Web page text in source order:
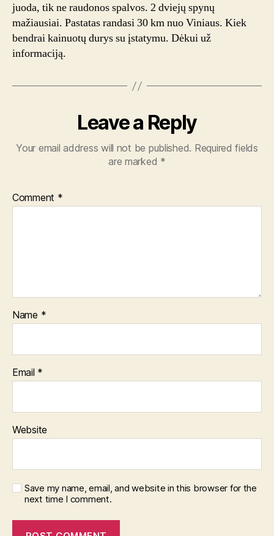
juoda, tik ne raudonos spalvos. 2 dviejų spynų
mažiausiai. Pastatas randasi 30 km nuo Viniaus. Kiek
bendrai kainuotų durys su įstatymu. Dėkui už
informaciją.
Leave a Reply
Your email address will not be published. Required fields
are marked *
Comment *
Name *
Email *
Website
Save my name, email, and website in this browser for the
next time I comment.